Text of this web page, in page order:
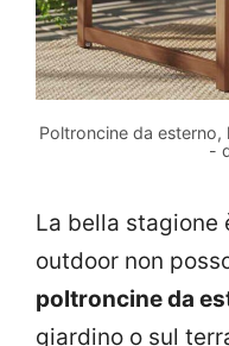
Poltroncine da
-
La bella stagione
outdoor non
poltroncine da
giardino o sul